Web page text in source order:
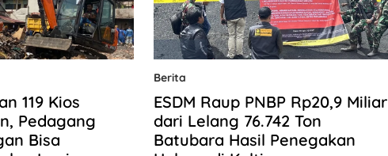
119 Kios
Pedagang
Bisa
Berita
ESDM Raup PNBP Rp20,9 Miliar
dari Lelang 76.742 Ton
Batubara Hasil Penegakan